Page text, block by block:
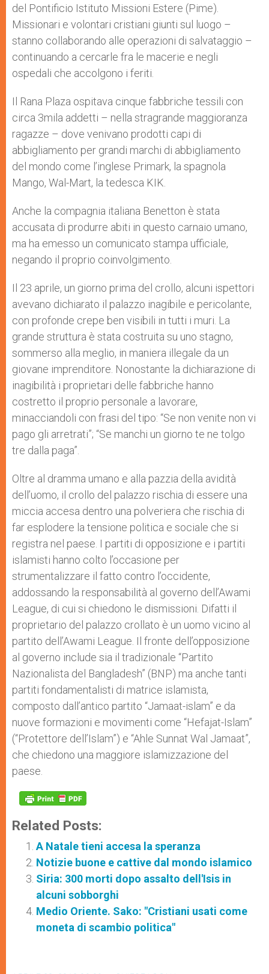
del Pontificio Istituto Missioni Estere (Pime).
Missionari e volontari cristiani giunti sul luogo –
stanno collaborando alle operazioni di salvataggio –
continuando a cercarle fra le macerie e negli
ospedali che accolgono i feriti.
Il Rana Plaza ospitava cinque fabbriche tessili con
circa 3mila addetti – nella stragrande maggioranza
ragazze – dove venivano prodotti capi di
abbigliamento per grandi marchi di abbigliamento
del mondo come l’inglese Primark, la spagnola
Mango, Wal-Mart, la tedesca KIK.
Anche la compagnia italiana Benetton è stata
accusata di produrre abiti in questo carnaio umano,
ma ha emesso un comunicato stampa ufficiale,
negando il proprio coinvolgimento.
Il 23 aprile, un giorno prima del crollo, alcuni ispettori
avevano dichiarato il palazzo inagibile e pericolante,
con profonde crepe ben visibili in tutti i muri. La
grande struttura è stata costruita su uno stagno,
sommerso alla meglio, in maniera illegale da un
giovane imprenditore. Nonostante la dichiarazione di
inagibilità i proprietari delle fabbriche hanno
costretto il proprio personale a lavorare,
minacciandoli con frasi del tipo: “Se non venite non vi
pago gli arretrati”; “Se manchi un giorno te ne tolgo
tre dalla paga”.
Oltre al dramma umano e alla pazzia della avidità
dell’uomo, il crollo del palazzo rischia di essere una
miccia accesa dentro una polveriera che rischia di
far esplodere la tensione politica e sociale che si
registra nel paese. I partiti di opposizione e i partiti
islamisti hanno colto l’occasione per
strumentalizzare il fatto contro l’occidente,
addossando la responsabilità al governo dell’Awami
League, di cui si chiedono le dismissioni. Difatti il
proprietario del palazzo crollato è un uomo vicino al
partito dell’Awami League. Il fronte dell’opposizione
al governo include sia il tradizionale “Partito
Nazionalista del Bangladesh” (BNP) ma anche tanti
partiti fondamentalisti di matrice islamista,
composto dall’antico partito “Jamaat-islam” e da
nuove formazioni e movimenti come “Hefajat-Islam”
(“Protettore dell’Islam”) e “Ahle Sunnat Wal Jamaat”,
che chiedono una maggiore islamizzazione del
paese.
Related Posts:
A Natale tieni accesa la speranza
Notizie buone e cattive dal mondo islamico
Siria: 300 morti dopo assalto dell'Isis in
alcuni sobborghi
Medio Oriente. Sako: "Cristiani usati come
moneta di scambio politica"